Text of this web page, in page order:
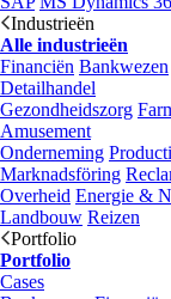
Industrieën
Alle industrieën
Financiën Bankwezen
Detailhandel
Gezondheidszorg
Amusement
Onderneming
Marknadsföring
Overheid Energie &
Landbouw Reizen
Portfolio
Portfolio
Cases